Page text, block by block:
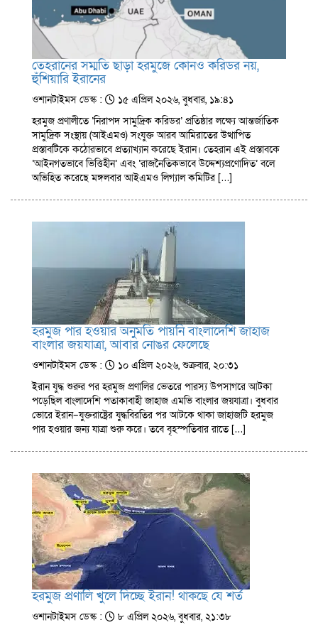
তেহরানের সম্মতি ছাড়া হরমুজে কোনও করিডর নয়,
হুঁশিয়ারি ইরানের
ওশানটাইমস ডেস্ক :
১৫ এপ্রিল ২০২৬, বুধবার, ১৯:৪১
হরমুজ প্রণালীতে ‘নিরাপদ সামুদ্রিক করিডর’ প্রতিষ্ঠার লক্ষ্যে আন্তর্জাতিক
সামুদ্রিক সংস্থায় (আইএমও) সংযুক্ত আরব আমিরাতের উত্থাপিত
প্রস্তাবটিকে কঠোরভাবে প্রত্যাখ্যান করেছে ইরান। তেহরান এই প্রস্তাবকে
‘আইনগতভাবে ভিত্তিহীন’ এবং ‘রাজনৈতিকভাবে উদ্দেশ্যপ্রণোদিত’ বলে
অভিহিত করেছে মঙ্গলবার আইএমও লিগ্যাল কমিটির […]
হরমুজ পার হওয়ার অনুমতি পায়নি বাংলাদেশি জাহাজ
বাংলার জয়যাত্রা, আবার নোঙর ফেলেছে
ওশানটাইমস ডেস্ক :
১০ এপ্রিল ২০২৬, শুক্রবার, ২০:৩১
ইরান যুদ্ধ শুরুর পর হরমুজ প্রণালির ভেতরে পারস্য উপসাগরে আটকা
পড়েছিল বাংলাদেশি পতাকাবাহী জাহাজ এমভি বাংলার জয়যাত্রা। বুধবার
ভোরে ইরান–যুক্তরাষ্ট্রের যুদ্ধবিরতির পর আটকে থাকা জাহাজটি হরমুজ
পার হওয়ার জন্য যাত্রা শুরু করে। তবে বৃহস্পতিবার রাতে […]
হরমুজ প্রণালি খুলে দিচ্ছে ইরান! থাকছে যে শর্ত
ওশানটাইমস ডেস্ক :
৮ এপ্রিল ২০২৬, বুধবার, ২১:৩৮